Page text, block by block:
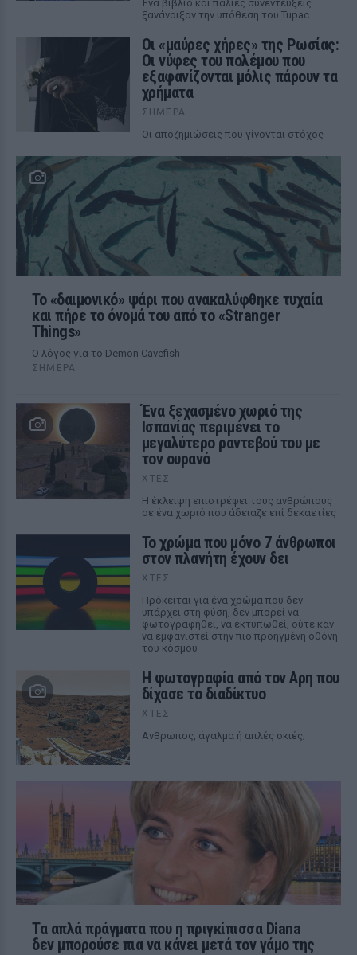
Ένα βιβλίο και παλιές συνεντεύξεις
ξανάνοιξαν την υπόθεση του Tupac
Οι «μαύρες χήρες» της Ρωσίας:
Οι νύφες του πολέμου που
εξαφανίζονται μόλις πάρουν τα
χρήματα
ΣΉΜΕΡΑ
Οι αποζημιώσεις που γίνονται στόχος
Το «δαιμονικό» ψάρι που ανακαλύφθηκε τυχαία
και πήρε το όνομά του από το «Stranger
Things»
Ο λόγος για το Demon Cavefish
ΣΉΜΕΡΑ
Ένα ξεχασμένο χωριό της
Ισπανίας περιμένει το
μεγαλύτερο ραντεβού του με
τον ουρανό
ΧΤΕΣ
Η έκλειψη επιστρέφει τους ανθρώπους
σε ένα χωριό που άδειαζε επί δεκαετίες
Το χρώμα που μόνο 7 άνθρωποι
στον πλανήτη έχουν δει
ΧΤΕΣ
Πρόκειται για ένα χρώμα που δεν
υπάρχει στη φύση, δεν μπορεί να
φωτογραφηθεί, να εκτυπωθεί, ούτε καν
να εμφανιστεί στην πιο προηγμένη οθόνη
του κόσμου
Η φωτογραφία από τον Αρη που
δίχασε το διαδίκτυο
ΧΤΕΣ
Ανθρωπος, άγαλμα ή απλές σκιές;
Τα απλά πράγματα που η πριγκίπισσα Diana
δεν μπορούσε πια να κάνει μετά τον γάμο της